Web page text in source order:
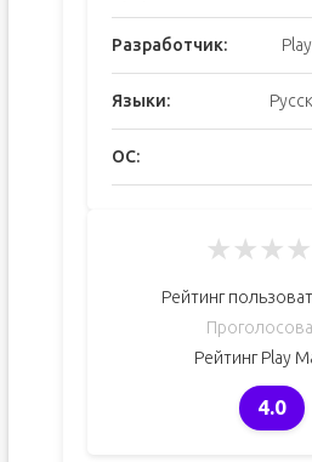
Разработчик:
Языки:
ОС:
★★★★
Рейтинг
Рейтинг Play
4.0